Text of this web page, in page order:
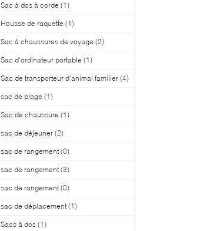
Sac à dos à corde (1)
Housse de raquette (1)
Sac à chaussures de voyage (2)
Sac d'ordinateur portable (1)
Sac de transporteur d'animal familier (4)
sac de plage (1)
Sac de chaussure (1)
sac de déjeuner (2)
sac de rangement (0)
sac de rangement (3)
sac de rangement (0)
sac de déplacement (1)
Sacs à dos (1)